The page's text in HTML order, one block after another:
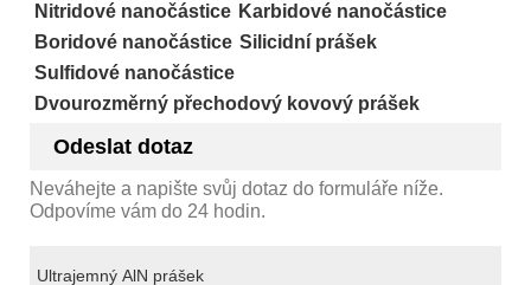
Nitridové nanočástice Karbidové nanočástice
Boridové nanočástice Silicidní prášek
Sulfidové nanočástice
Dvourozměrný přechodový kovový prášek
Odeslat dotaz
Neváhejte a napište svůj dotaz do formuláře níže.
Odpovíme vám do 24 hodin.